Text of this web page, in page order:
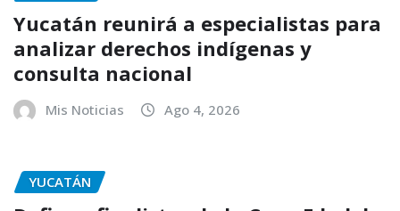
Yucatán reunirá a especialistas para
analizar derechos indígenas y
consulta nacional
Mis Noticias Ago 4, 2026
YUCATÁN